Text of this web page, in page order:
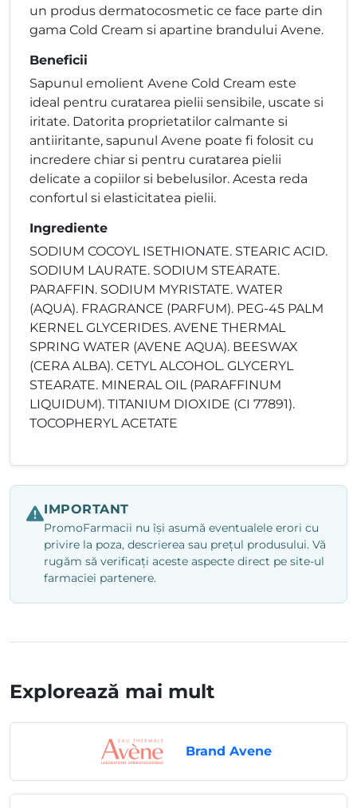
un produs dermatocosmetic ce face parte din
gama Cold Cream si apartine brandului Avene.
Beneficii
Sapunul emolient Avene Cold Cream este
ideal pentru curatarea pielii sensibile, uscate si
iritate. Datorita proprietatilor calmante si
antiiritante, sapunul Avene poate fi folosit cu
incredere chiar si pentru curatarea pielii
delicate a copiilor si bebelusilor. Acesta reda
confortul si elasticitatea pielii.
Ingrediente
SODIUM COCOYL ISETHIONATE. STEARIC ACID.
SODIUM LAURATE. SODIUM STEARATE.
PARAFFIN. SODIUM MYRISTATE. WATER
(AQUA). FRAGRANCE (PARFUM). PEG-45 PALM
KERNEL GLYCERIDES. AVENE THERMAL
SPRING WATER (AVENE AQUA). BEESWAX
(CERA ALBA). CETYL ALCOHOL. GLYCERYL
STEARATE. MINERAL OIL (PARAFFINUM
LIQUIDUM). TITANIUM DIOXIDE (CI 77891).
TOCOPHERYL ACETATE
IMPORTANT
PromoFarmacii nu își asumă eventualele erori cu
privire la poza, descrierea sau prețul produsului. Vă
rugăm să verificați aceste aspecte direct pe site-ul
farmaciei partenere.
Explorează mai mult
Brand Avene